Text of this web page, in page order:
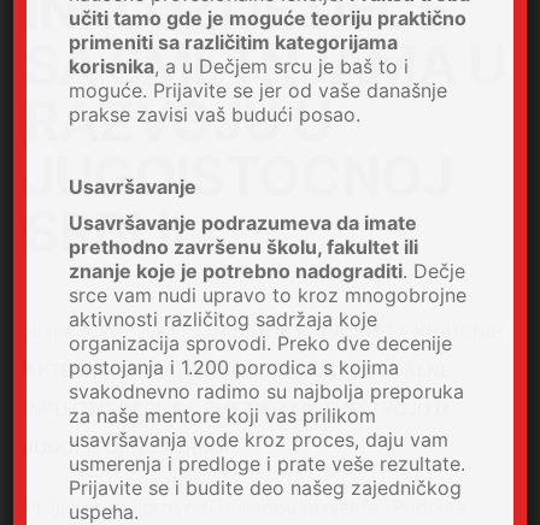
SA SMETNJAMA U
RAZVOJU U
JUGOISTOCNOJ
SRBIJI
Home PROJEKTI
JACANJE KAPACITETA KLJUCNIH
AKTERA DEINSTITUCIONALIZACIJE I SOCIJALNE
INKLUZIJE DECE SA SMETNJAMA U RAZVOJU U
JUGOISTOCNOJ SRBIJI
Projekat se sprovodi u sklopu projekta „Podrška
učiti tamo gde je moguće teoriju praktično
primeniti sa različitim kategorijama
korisnika, a u Dečjem srcu je baš to i
moguće. Prijavite se jer od vaše današnje
prakse zavisi vaš budući posao.
Usavršavanje
Usavršavanje podrazumeva da imate
prethodno završenu školu, fakultet ili
znanje koje je potrebno nadograditi. Dečje
srce vam nudi upravo to kroz mnogobrojne
aktivnosti različitog sadržaja koje
organizacija sprovodi. Preko dve decenije
postojanja i 1.200 porodica s kojima
svakodnevno radimo su najbolja preporuka
za naše mentore koji vas prilikom
usavršavanja vode kroz proces, daju vam
usmerenja i predloge i prate veše rezultate.
Prijavite se i budite deo našeg zajedničkog
uspeha.